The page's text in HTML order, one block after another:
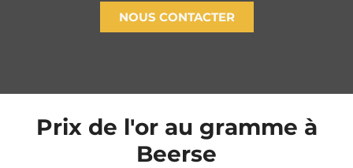
NOUS CONTACTER
Prix de l'or au gramme à
Beerse